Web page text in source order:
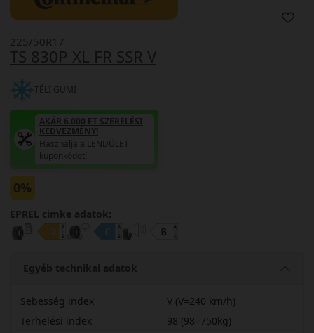
TS 830P XL FR SSR V
225/50R17
TÉLI GUMI
AKÁR 6.000 FT SZERELÉSI
KEDVEZMÉNY!
Használja a LENDÜLET
kuponkódot!
0%
EPREL cimke adatok:
Egyéb technikai adatok
Sebesség index
V (V=240 km/h)
Terhelési index
98 (98=750kg)